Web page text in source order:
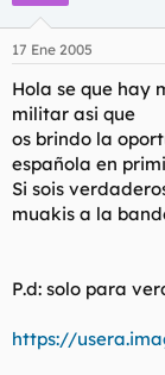
o
d
e
l
t
e
m
a
i
o
17 Ene 2005
Hola se que hay
militar asi que
os brindo la
española en
Si sois
muakis a la
P.d: solo para
https://